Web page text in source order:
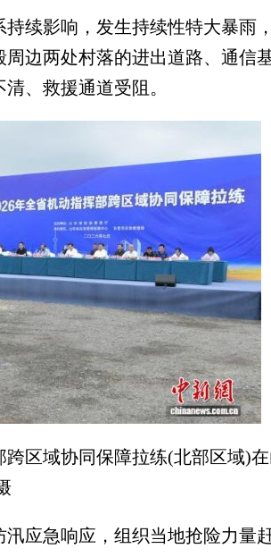
续影响，发生持续性特大暴雨
边两处村落的进出道路、通信
、救援通道受阻。
区域协同保障拉练(北部区域)在
应急响应，组织当地抢险力量